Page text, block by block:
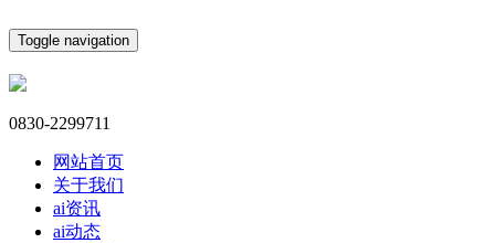
Toggle navigation
0830-2299711
网站首页
关于我们
ai资讯
ai动态